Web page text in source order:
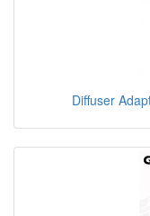
Diffuser